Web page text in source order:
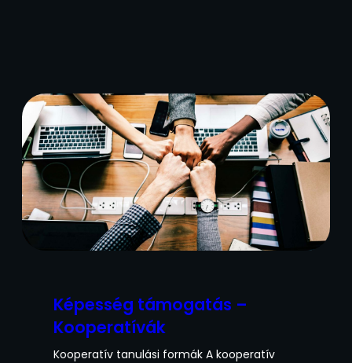
Képesség támogatás –
Kooperatívák
Kooperatív tanulási formák A kooperatív